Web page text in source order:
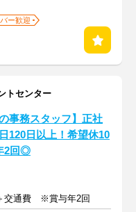
ー歓迎
トセンター
事務スタッフ】正社
120日以上！希望休10
2回◎
交通費 ※賞与年2回